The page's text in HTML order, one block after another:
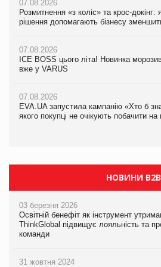
07.08.2026
Розмитнення «з коліс» та крос-докінг:
рішення допомагають бізнесу
07.08.2026
ICE BOSS цього літа! Новинка
вже у VARUS
07.08.2026
EVA.UA запустила кампанію «Хто б
якого покупці не очікують побачити
07.08.2026
Розмитнення «з коліс» та крос-докінг:
рішення допомагають бізнесу
07.08.2026
ICE BOSS цього літа! Новинка
вже у VARUS
07.08.2026
EVA.UA запустила кампанію «Хто б
якого покупці не очікують побачити
07.08.2026
Kraft Heinz скоротила збиток у першому
Продажі Hugo Boss впали на 9%
НОВИНИ B2B
03 березня 2026
Освітній бенефіт як інструмент
ThinkGlobal підвищує лояльність та
команди
31 жовтня 2024